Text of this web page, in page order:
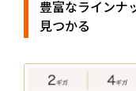
豊富なラインナ
見つかる